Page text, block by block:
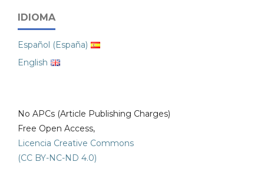
IDIOMA
Español (España)
English
No APCs (Article Publishing Charges)
Free Open Access,
Licencia Creative Commons
(CC BY-NC-ND 4.0)